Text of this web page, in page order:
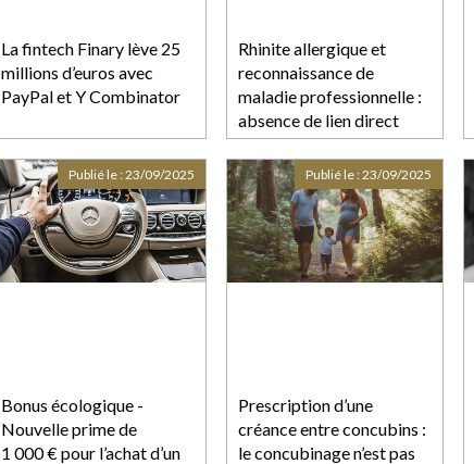
La fintech Finary lève 25
millions d’euros avec
PayPal et Y Combinator
Rhinite allergique et
reconnaissance de
maladie professionnelle :
absence de lien direct
avec l’activité de
l’employé
Bonus écologique -
Nouvelle prime de
1 000 € pour l’achat d’un
Publié le :23/09/2025
Prescription d’une
créance entre concubins :
le concubinage n’est pas
Publié le :23/09/2025